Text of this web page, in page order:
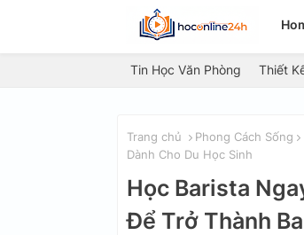
Tin Học Văn Phòng Thiết
Trang chủ Phong Cách Sống
Dành Cho Du Học Sinh
Học Barista
Để Trở Thành